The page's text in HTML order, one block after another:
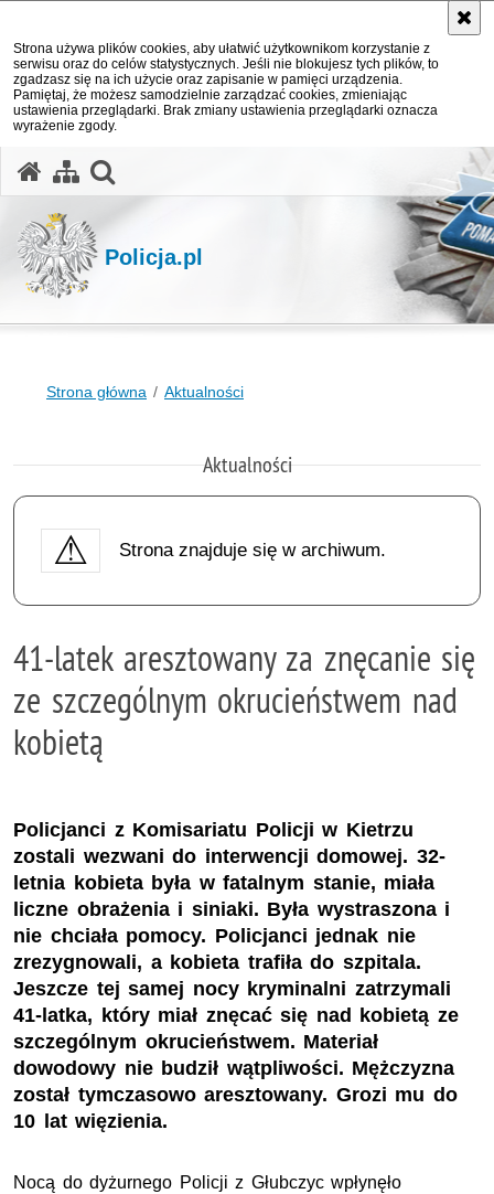
Strona używa plików cookies, aby ułatwić użytkownikom korzystanie z
serwisu oraz do celów statystycznych. Jeśli nie blokujesz tych plików, to
zgadzasz się na ich użycie oraz zapisanie w pamięci urządzenia.
Pamiętaj, że możesz samodzielnie zarządzać cookies, zmieniając
ustawienia przeglądarki. Brak zmiany ustawienia przeglądarki oznacza
wyrażenie zgody.
Policja.pl
Strona główna Aktualności
Aktualności
Strona znajduje się w archiwum.
41-latek aresztowany za znęcanie się
ze szczególnym okrucieństwem nad
kobietą
Policjanci z Komisariatu Policji w Kietrzu
zostali wezwani do interwencji domowej. 32-
letnia kobieta była w fatalnym stanie, miała
liczne obrażenia i siniaki. Była wystraszona i
nie chciała pomocy. Policjanci jednak nie
zrezygnowali, a kobieta trafiła do szpitala.
Jeszcze tej samej nocy kryminalni zatrzymali
41-latka, który miał znęcać się nad kobietą ze
szczególnym okrucieństwem. Materiał
dowodowy nie budził wątpliwości. Mężczyzna
został tymczasowo aresztowany. Grozi mu do
10 lat więzienia.
Nocą do dyżurnego Policji z Głubczyc wpłynęło